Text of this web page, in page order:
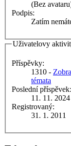
(Bez
Podpis:
Zatím
Uživatelovy
Příspěvky:
1310 -
témata
Poslední příspěvek:
11. 11.
Registrovaný:
31. 1. 2011